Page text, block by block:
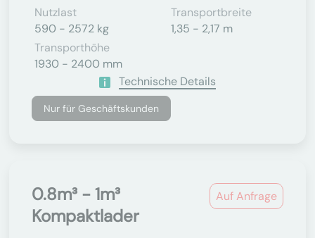
Nutzlast
590 - 2572 kg
Transportbreite
1,35 - 2,17 m
Transporthöhe
1930 - 2400 mm
Technische Details
Nur für Geschäftskunden
Auf Anfrage
0.8m³ - 1m³
Kompaktlader